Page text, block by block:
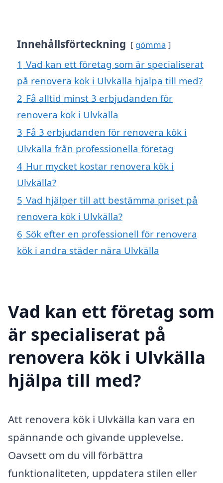
Innehållsförteckning gömma
1 Vad kan ett företag som är specialiserat
på renovera kök i Ulvkälla hjälpa till med?
2 Få alltid minst 3 erbjudanden för
renovera kök i Ulvkälla
3 Få 3 erbjudanden för renovera kök i
Ulvkälla från professionella företag
4 Hur mycket kostar renovera kök i
Ulvkälla?
5 Vad hjälper till att bestämma priset på
renovera kök i Ulvkälla?
6 Sök efter en professionell för renovera
kök i andra städer nära Ulvkälla
Vad kan ett företag som
är specialiserat på
renovera kök i Ulvkälla
hjälpa till med?
Att renovera kök i Ulvkälla kan vara en
spännande och givande upplevelse.
Oavsett om du vill förbättra
funktionaliteten, uppdatera stilen eller